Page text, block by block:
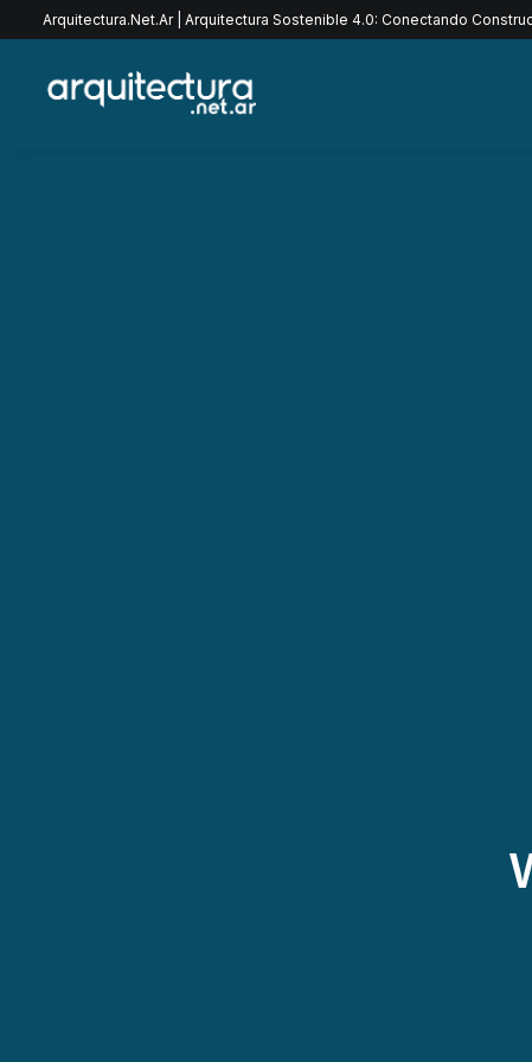
Arquitectura.Net.Ar | Arquitectura Sostenible 4.0: Conectando